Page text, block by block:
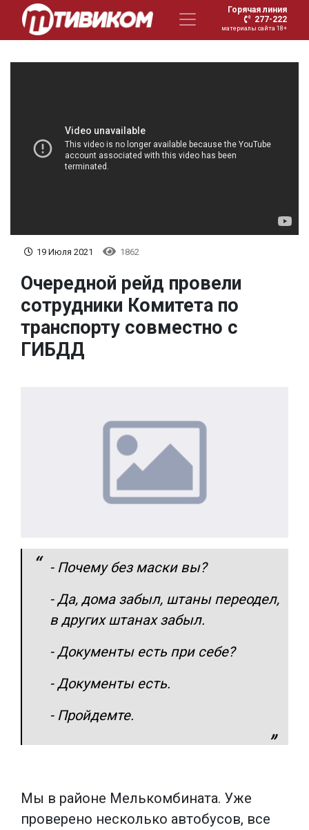
Горячая линия
277-222
материалы сайта 18+
19 Июля 2021 1862
Очередной рейд провели
сотрудники Комитета по
транспорту совместно с
ГИБДД
- Почему без маски вы?
- Да, дома забыл, штаны переодел,
в других штанах забыл.
- Документы есть при себе?
- Документы есть.
- Пройдемте.
Мы в районе Мелькомбината. Уже
проверено несколько автобусов, все